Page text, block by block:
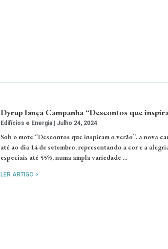
Dyrup lança Campanha “Descontos que
Edifícios e Energia Julho 24, 2024
Sob o mote “Descontos que inspiram o verão”, a nova
até ao dia 14 de setembro, representando a cor e a
especiais até 55%, numa ampla variedade …
LER ARTIGO >